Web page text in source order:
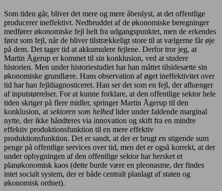
Som tiden går, bliver det mere og mere åbenlyst, at det offentlige
producerer ineffektivt. Nedbruddet af de økonomiske beregninger
medfører økonomiske fejl helt fra udgangspunktet, men de erkendes
først som fejl, når de bliver tilstrækkeligt store til at vælgerne får øje
på dem. Det tager tid at akkumulere fejlene. Derfor tror jeg, at
Martin Ågerup er kommet til sin konklusion, ved at studere
historien. Men under historiestudiet har han måttet tilsidesætte sin
økonomiske grundlære. Hans observation af øget ineffektivitet over
tid har han fejldiagnosticeret. Han ser det som en fejl, der afhænger
af inputstørrelser. For at kunne forklare, at den offentlige sektor hele
tiden skriger på flere midler, springer Martin Ågerup til den
konklusion, at sektoren som helhed lider under faldende marginal
nytte, der ikke håndteres via innovation og skift fra en mindre
effektiv produktionsfunktion til en mere effektiv
produktionsfunktion. Det er sandt, at der er brugt en stigende sum
penge på offentlige services over tid, men det er også korrekt, at der
under opbygningen af den offentlige sektor har hersket et
planøkonomisk kaos (dette burde være en pleonasme, der findes
intet socialt system, der er både centralt planlagt af staten og
økonomisk ordnet).